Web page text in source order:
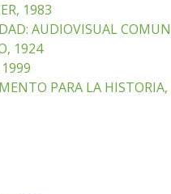
1983
AUDIOVISUAL
1924
PARA LA